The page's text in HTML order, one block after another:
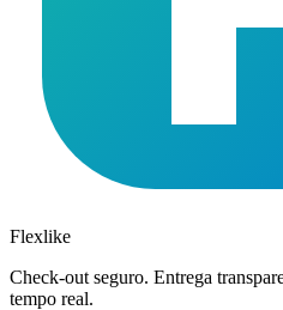
Flexlike
Check-out seguro. Entrega
tempo real.